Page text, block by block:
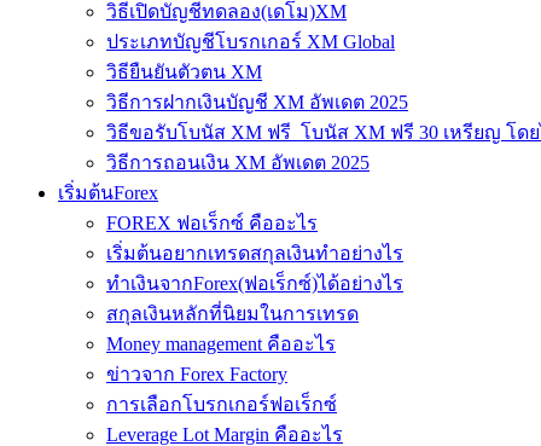
วิธีเปิดบัญชีทดลอง(เดโม)XM
ประเภทบัญชีโบรกเกอร์ XM Global
วิธียืนยันตัวตน XM
วิธีการฝากเงินบัญชี XM อัพเดต 2025
วิธีขอรับโบนัส XM ฟรี โบนัส XM ฟรี 30 เหรียญ โดย
วิธีการถอนเงิน XM อัพเดต 2025
เริ่มต้นForex
FOREX ฟอเร็กซ์ คืออะไร
เริ่มต้นอยากเทรดสกุลเงินทำอย่างไร
ทำเงินจากForex(ฟอเร็กซ์)ได้อย่างไร
สกุลเงินหลักที่นิยมในการเทรด
Money management คืออะไร
ข่าวจาก Forex Factory
การเลือกโบรกเกอร์ฟอเร็กซ์
Leverage Lot Margin คืออะไร